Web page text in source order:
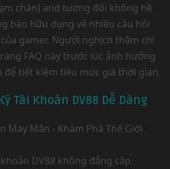
chán) and tương đối không hề
báo hữu dụng về nhiều câu hỏi
gamer. Người nghịch thậm chí
FAQ này trước lúc ảnh hưởng
để tiết kiệm tiêu mức giá thời gian.
Tài Khoản DV88 Dễ Dàng
DV88 không đẳng cấp